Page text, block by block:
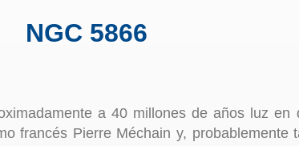
NGC 5866
a 40 millones de años luz en
francés Pierre Méchain y, probablemente